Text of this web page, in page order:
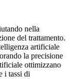
nella
del trattamento.
artificiale
la precisione
ottimizzano
i tassi di